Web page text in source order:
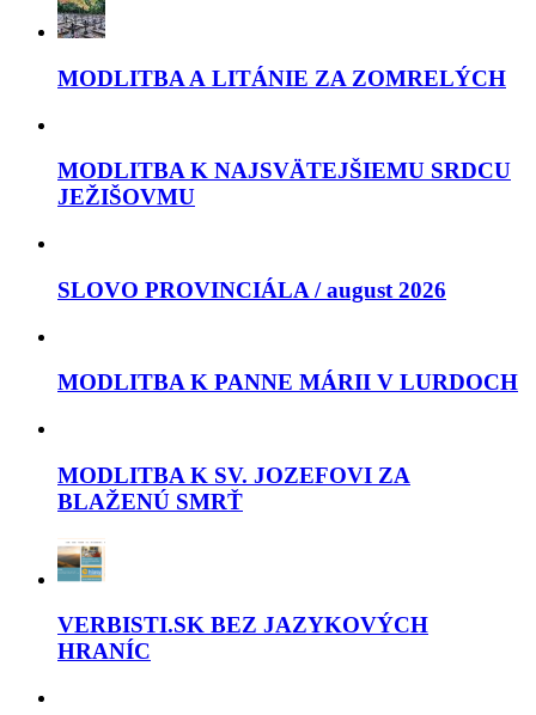
MODLITBA A LITÁNIE ZA ZOMRELÝCH
MODLITBA K NAJSVÄTEJŠIEMU SRDCU
JEŽIŠOVMU
SLOVO PROVINCIÁLA / august 2026
MODLITBA K PANNE MÁRII V LURDOCH
MODLITBA K SV. JOZEFOVI ZA
BLAŽENÚ SMRŤ
VERBISTI.SK BEZ JAZYKOVÝCH
HRANÍC